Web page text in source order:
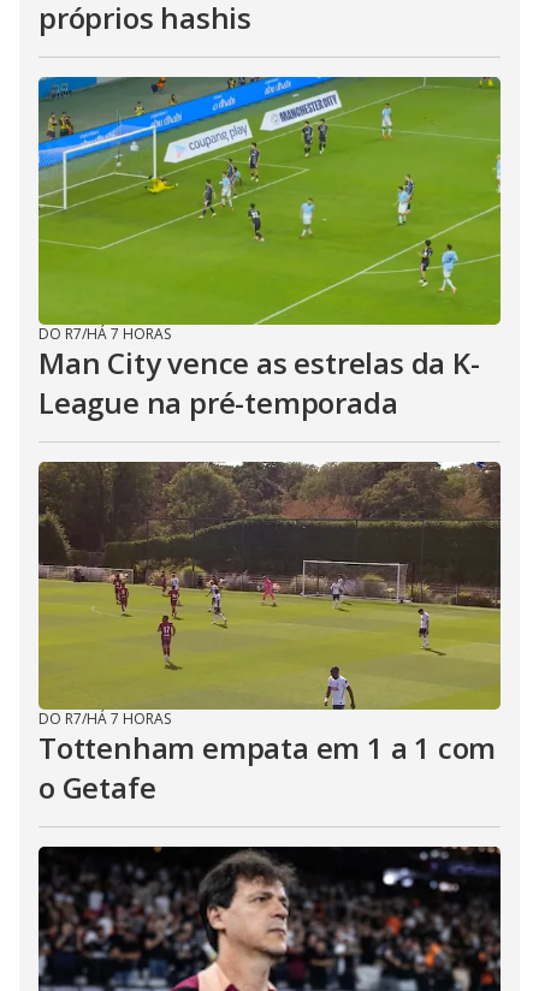
próprios hashis
DO R7/HÁ 7 HORAS
Man City vence as estrelas da K-
League na pré-temporada
DO R7/HÁ 7 HORAS
Tottenham empata em 1 a 1 com
o Getafe